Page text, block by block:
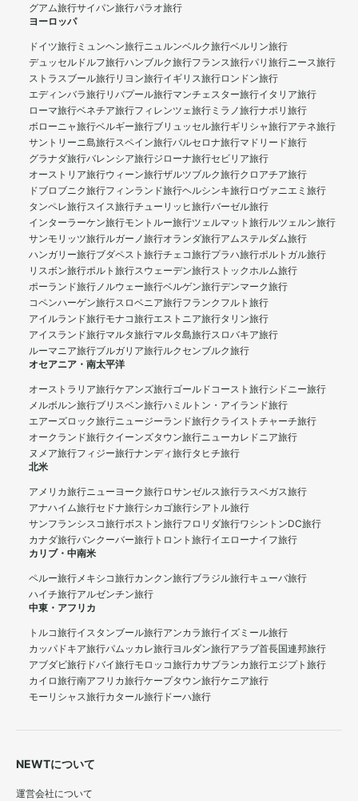
グアム旅行サイパン旅行パラオ旅行
ヨーロッパ
ドイツ旅行 ミュンヘン旅行ニュルンベルク旅行ベルリン旅行
デュッセルドルフ旅行ハンブルク旅行フランス旅行パリ旅行ニース旅行
ストラスブール旅行リヨン旅行イギリス旅行ロンドン旅行
エディンバラ旅行リバプール旅行マンチェスター旅行イタリア旅行
ローマ旅行ベネチア旅行フィレンツェ旅行 ミラノ旅行ナポリ旅行
ボローニャ旅行ベルギー旅行ブリュッセル旅行ギリシャ旅行アテネ旅行
サントリーニ島旅行スペイン旅行バルセロナ旅行マドリード旅行
グラナダ旅行バレンシア旅行ジローナ旅行セビリア旅行
オーストリア旅行ウィーン旅行ザルツブルク旅行クロアチア旅行
ドブロブニク旅行フィンランド旅行ヘルシンキ旅行ロヴァニエミ旅行
タンペレ旅行スイス旅行チューリッヒ旅行バーゼル旅行
インターラーケン旅行モントルー旅行ツェルマット旅行ルツェルン旅行
サンモリッツ旅行ルガーノ旅行オランダ旅行アムステルダム旅行
ハンガリー旅行ブダペスト旅行チェコ旅行プラハ旅行ポルトガル旅行
リスボン旅行ポルト旅行スウェーデン旅行ストックホルム旅行
ポーランド旅行ノルウェー旅行ベルゲン旅行デンマーク旅行
コペンハーゲン旅行スロベニア旅行フランクフルト旅行
アイルランド旅行モナコ旅行エストニア旅行タリン旅行
アイスランド旅行マルタ旅行マルタ島旅行スロバキア旅行
ルーマニア旅行ブルガリア旅行ルクセンブルク旅行
オセアニア・南太平洋
オーストラリア旅行ケアンズ旅行ゴールドコースト旅行シドニー旅行
メルボルン旅行ブリスベン旅行ハミルトン・アイランド旅行
エアーズロック旅行ニュージーランド旅行クライストチャーチ旅行
オークランド旅行クイーンズタウン旅行ニューカレドニア旅行
ヌメア旅行フィジー旅行ナンディ旅行タヒチ旅行
北米
アメリカ旅行ニューヨーク旅行ロサンゼルス旅行ラスベガス旅行
アナハイム旅行セドナ旅行シカゴ旅行シアトル旅行
サンフランシスコ旅行ボストン旅行フロリダ旅行ワシントンDC旅行
カナダ旅行バンクーバー旅行 トロント旅行イエローナイフ旅行
カリブ・中南米
ペルー旅行メキシコ旅行カンクン旅行ブラジル旅行キューバ旅行
ハイチ旅行アルゼンチン旅行
中東・アフリカ
トルコ旅行イスタンブール旅行アンカラ旅行イズミール旅行
カッパドキア旅行パムッカレ旅行ヨルダン旅行アラブ首長国連邦旅行
アブダビ旅行 ドバイ旅行モロッコ旅行カサブランカ旅行エジプト旅行
カイロ旅行南アフリカ旅行ケープタウン旅行ケニア旅行
モーリシャス旅行カタール旅行 ドーハ旅行
NEWTについて
運営会社について